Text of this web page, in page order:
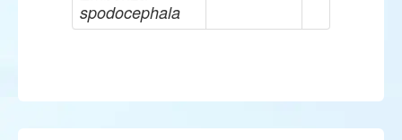
spodocephala